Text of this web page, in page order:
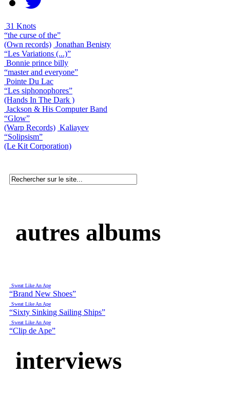
31 Knots
“the curse of the”
(Own records) Jonathan Benisty
“Les Variations (...)”
Bonnie prince billy
“master and everyone”
Pointe Du Lac
“Les siphonophores”
(Hands In The Dark )
Jackson & His Computer Band
“Glow”
(Warp Records) Kaliayev
“Solipsism”
(Le Kit Corporation)
autres albums
Sweat Like An Ape
“Brand New Shoes”
Sweat Like An Ape
“Sixty Sinking Sailing Ships”
Sweat Like An Ape
“Clip de Ape”
interviews